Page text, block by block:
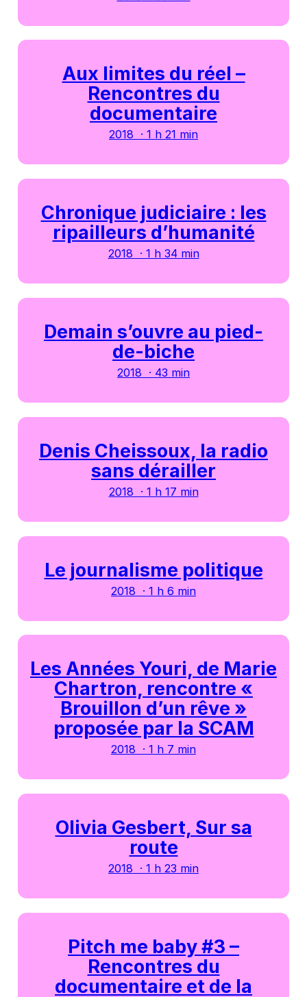
Aux limites du réel –
Rencontres du
documentaire
2018 · 1 h 21 min
Chronique judiciaire : les
ripailleurs d’humanité
2018 · 1 h 34 min
Demain s’ouvre au pied-
de-biche
2018 · 43 min
Denis Cheissoux, la radio
sans dérailler
2018 · 1 h 17 min
Le journalisme politique
2018 · 1 h 6 min
Les Années Youri, de Marie
Chartron, rencontre «
Brouillon d’un rêve »
proposée par la SCAM
2018 · 1 h 7 min
Olivia Gesbert, Sur sa
route
2018 · 1 h 23 min
Pitch me baby #3 –
Rencontres du
documentaire et de la